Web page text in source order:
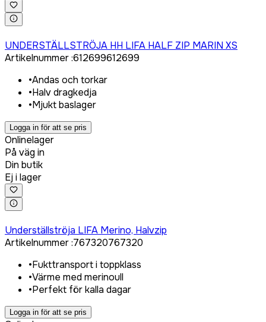
UNDERSTÄLLSTRÖJA HH LIFA HALF ZIP MARIN XS
Artikelnummer:612699612699
•Andas och torkar
•Halv dragkedja
•Mjukt baslager
Logga in för att se pris
Onlinelager
På väg in
Din butik
Ej i lager
Underställströja LIFA Merino, Halvzip
Artikelnummer:767320767320
•Fukttransport i toppklass
•Värme med merinoull
•Perfekt för kalla dagar
Logga in för att se pris